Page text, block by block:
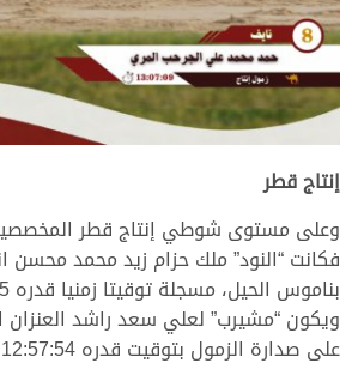
.
إنتاج قطر
وعلى مستوى شوطي إنتاج قطر
فكانت “النود” ملك حزام زيد محمد محسن
ويكون “مشيرب” لعلي سعد راشد
على صدارة الزمول بتوقيت قدره 12:57:54 دقيقة.